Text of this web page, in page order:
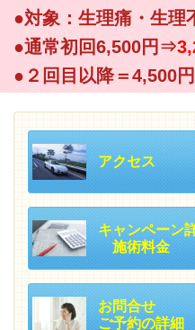
●対象：生理痛・生理
●通常初回6,500円⇒
●２回目以降＝4,500
アクセス
キャンペーン
施術料金
お問合せ
ご予約の詳細